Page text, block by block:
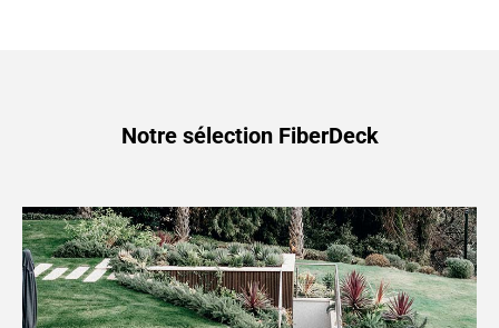
Notre sélection FiberDeck